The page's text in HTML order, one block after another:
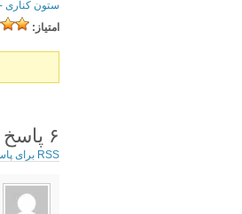
ستون
امتياز:
۶ پاسخ
RSS برای پاسخ‌های این پوسته.